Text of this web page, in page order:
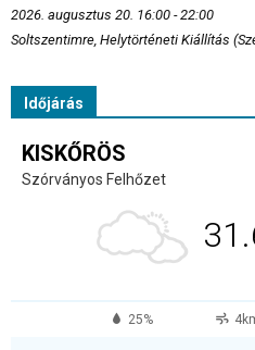
2026. augusztus 20. 16:00 - 22:00
Soltszentimre, Helytörténeti Kiállítás
Időjárás
KISKŐRÖS
Szórványos Felhőzet
25%